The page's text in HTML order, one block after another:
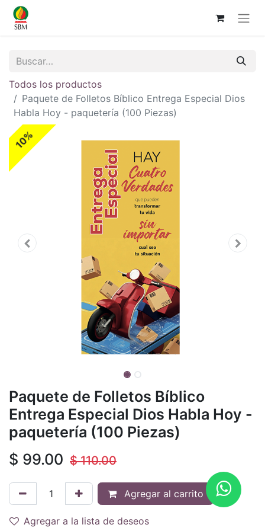
Todos los productos
Paquete de Folletos Bíblico Entrega Especial Dios
Habla Hoy - paquetería (100 Piezas)
10%
Paquete de Folletos Bíblico
Entrega Especial Dios Habla Hoy -
paquetería (100 Piezas)
$ 99.00 $110.00
Agregar al carrito
Agregar a la lista de deseos